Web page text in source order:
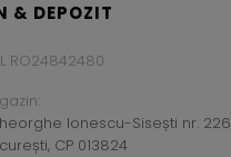
& DEPOZIT
RO24842480
Ionescu-Sisești nr. 226
CP 013824